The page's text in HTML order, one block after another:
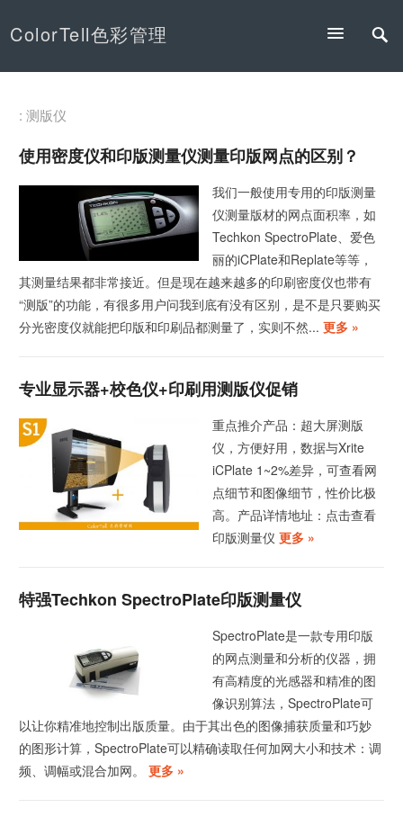
ColorTell色彩管理
: 测版仪
使用密度仪和印版测量仪测量印版网点的区别？
我们一般使用专用的印版测量
仪测量版材的网点面积率，如
Techkon SpectroPlate、爱色
丽的iCPlate和Replate等等，
其测量结果都非常接近。但是现在越来越多的印刷密度仪也带有
“测版”的功能，有很多用户问我到底有没有区别，是不是只要购买
分光密度仪就能把印版和印刷品都测量了，实则不然...更多 »
专业显示器+校色仪+印刷用测版仪促销
重点推介产品：超大屏测版
仪，方便好用，数据与Xrite
iCPlate 1~2%差异，可查看网
点细节和图像细节，性价比极
高。产品详情地址：点击查看
印版测量仪 更多 »
特强Techkon SpectroPlate印版测量仪
SpectroPlate是一款专用印版
的网点测量和分析的仪器，拥
有高精度的光感器和精准的图
像识别算法，SpectroPlate可
以让你精准地控制出版质量。由于其出色的图像捕获质量和巧妙
的图形计算，SpectroPlate可以精确读取任何加网大小和技术：调
频、调幅或混合加网。
更多 »